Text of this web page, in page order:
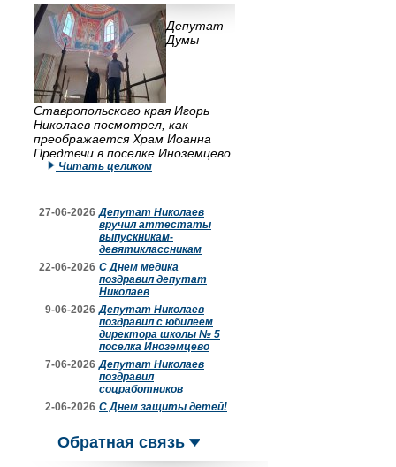
Депутат
Думы
Ставропольского края Игорь
Николаев посмотрел, как
преображается Храм Иоанна
Предтечи в поселке Иноземцево
Читать целиком
27-06-2026 Депутат Николаев
вручил аттестаты
выпускникам-
девятиклассникам
22-06-2026 С Днем медика
поздравил депутат
Николаев
9-06-2026 Депутат Николаев
поздравил с юбилеем
директора школы № 5
поселка Иноземцево
7-06-2026 Депутат Николаев
поздравил
соцработников
2-06-2026 С Днем защиты детей!
Обратная связь